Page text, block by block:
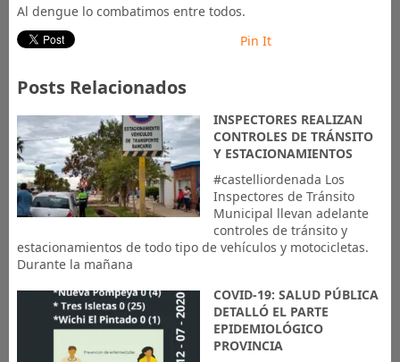
Al dengue lo combatimos entre todos.
Pin It
Posts Relacionados
INSPECTORES REALIZAN
CONTROLES DE TRÁNSITO
Y ESTACIONAMIENTOS
#castelliordenada Los
Inspectores de Tránsito
Municipal llevan adelante
controles de tránsito y
estacionamientos de todo tipo de vehículos y motocicletas.
Durante la mañana
COVID-19: SALUD PÚBLICA
DETALLÓ EL PARTE
EPIDEMIOLÓGICO
PROVINCIA